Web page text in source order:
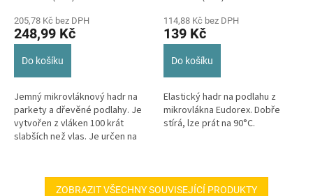
205,78 Kč bez DPH
248,99 Kč
Do košíku
Jemný mikrovláknový hadr na
parkety a dřevěné podlahy. Je
vytvořen z vláken 100 krát
slabších než vlas. Je určen na
114,88 Kč bez DPH
139 Kč
Do košíku
Elastický hadr na podlahu z
mikrovlákna Eudorex. Dobře
stírá, lze prát na 90°C.
ZOBRAZIT VŠECHNY SOUVISEJÍCÍ PRODUKTY